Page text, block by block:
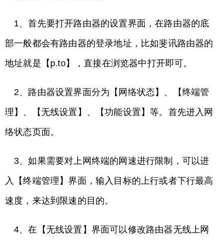
1、首先要打开路由器的设置界面，在路由器的底
部一般都会有路由器的登录地址，比如斐讯路由器的
地址就是【p.to】，直接在浏览器中打开即可。
2、路由器设置界面分为【网络状态】、【终端管
理】、【无线设置】、【功能设置】等。首先进入网
络状态页面。
3、如果需要对上网终端的网速进行限制，可以进
入【终端管理】界面，输入目标的上行或者下行最高
速度，来达到限速的目的。
4、在【无线设置】界面可以修改路由器无线上网